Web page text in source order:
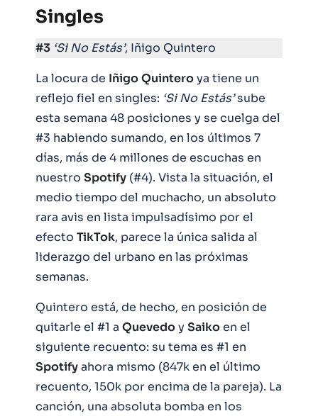
Singles
#3 ‘Si No Estás’, Iñigo Quintero
La locura de IñigoQuinteroya tiene un
reflejo fiel en singles: ‘Si No Estás’sube
esta semana 48 posiciones y se cuelga del
#3 habiendo sumando, en los últimos 7
días, más de 4 millones de escuchas en
nuestro Spotify (#4). Vista la situación, el
medio tiempo del muchacho, un absoluto
rara avis en lista impulsadísimo por el
efecto TikTok, parece la única salida al
liderazgo del urbano en las próximas
semanas.
Quintero está, de hecho, en posición de
quitarle el #1 a Quevedoy Saikoen el
siguiente recuento: su tema es #1 en
Spotifyahora mismo (847k en el último
recuento, 150k por encima de la pareja). La
canción, una absoluta bomba en los